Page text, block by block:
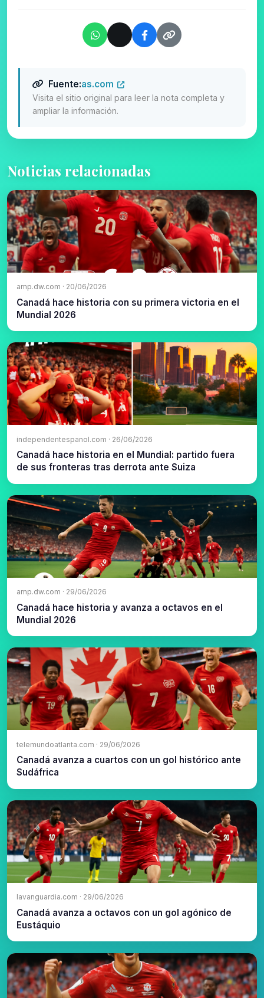
Fuente:as.com
Visita el sitio original para leer la nota completa y
ampliar la información.
Noticias relacionadas
amp.dw.com · 20/06/2026
Canadá hace historia con su primera victoria en el
Mundial 2026
independentespanol.com · 26/06/2026
Canadá hace historia en el Mundial: partido fuera
de sus fronteras tras derrota ante Suiza
amp.dw.com · 29/06/2026
Canadá hace historia y avanza a octavos en el
Mundial 2026
telemundoatlanta.com · 29/06/2026
Canadá avanza a cuartos con un gol histórico ante
Sudáfrica
lavanguardia.com · 29/06/2026
Canadá avanza a octavos con un gol agónico de
Eustáquio